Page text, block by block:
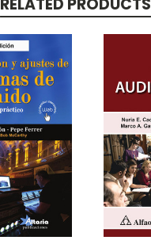
RELATED PRODUCTS